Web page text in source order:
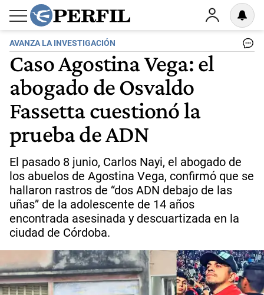
AVANZA LA INVESTIGACIÓN
Caso Agostina Vega: el
abogado de Osvaldo
Fassetta cuestionó la
prueba de ADN
El pasado 8 junio, Carlos Nayi, el abogado de
los abuelos de Agostina Vega, confirmó que se
hallaron rastros de “dos ADN debajo de las
uñas” de la adolescente de 14 años
encontrada asesinada y descuartizada en la
ciudad de Córdoba.